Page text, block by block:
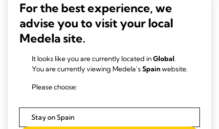
o con piercings
Leer más
For the best experience, we
advise you to visit your local
Medela site.
It looks like you are currently located inGlobal.
You are currently viewing Medela’sSpainwebsite.
Please choose:
Stay on Spain